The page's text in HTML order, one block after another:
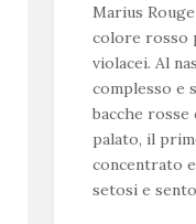
Marius
colore rosso
violacei. Al
complesso e
bacche
palato, il
concentrato
setosi e